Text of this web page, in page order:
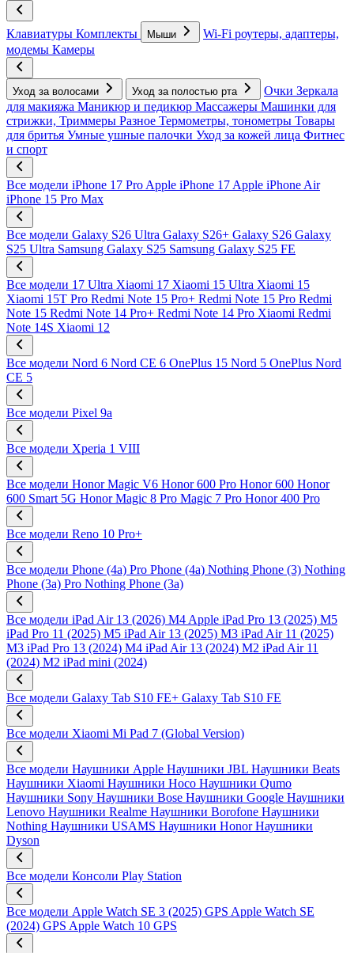
Клавиатуры Комплекты Мыши
Wi-Fi роутеры, адаптеры,
модемы Камеры
Уход за волосами Уход за полостью рта Очки Зеркала
для макияжа Маникюр и педикюр Массажеры Машинки для
стрижки, Триммеры Разное Термометры, тонометры Товары
для бритья Умные ушные палочки Уход за кожей лица Фитнес
и спорт
Все модели iPhone 17 Pro Apple iPhone 17 Apple iPhone Air
iPhone 15 Pro Max
Все модели Galaxy S26 Ultra Galaxy S26+ Galaxy S26 Galaxy
S25 Ultra Samsung Galaxy S25 Samsung Galaxy S25 FE
Все модели 17 Ultra Xiaomi 17 Xiaomi 15 Ultra Xiaomi 15
Xiaomi 15T Pro Redmi Note 15 Pro+ Redmi Note 15 Pro Redmi
Note 15 Redmi Note 14 Pro+ Redmi Note 14 Pro Xiaomi Redmi
Note 14S Xiaomi 12
Все модели Nord 6 Nord CE 6 OnePlus 15 Nord 5 OnePlus Nord
CE 5
Все модели Pixel 9a
Все модели Xperia 1 VIII
Все модели Honor Magic V6 Honor 600 Pro Honor 600 Honor
600 Smart 5G Honor Magic 8 Pro Magic 7 Pro Honor 400 Pro
Все модели Reno 10 Pro+
Все модели Phone (4a) Pro Phone (4a) Nothing Phone (3) Nothing
Phone (3a) Pro Nothing Phone (3a)
Все модели iPad Air 13 (2026) M4 Apple iPad Pro 13 (2025) M5
iPad Pro 11 (2025) M5 iPad Air 13 (2025) M3 iPad Air 11 (2025)
M3 iPad Pro 13 (2024) M4 iPad Air 13 (2024) M2 iPad Air 11
(2024) M2 iPad mini (2024)
Все модели Galaxy Tab S10 FE+ Galaxy Tab S10 FE
Все модели Xiaomi Mi Pad 7 (Global Version)
Все модели Наушники Apple Наушники JBL Наушники Beats
Наушники Xiaomi Наушники Hoco Наушники Qumo
Наушники Sony Наушники Bose Наушники Google Наушники
Lenovo Наушники Realme Наушники Borofone Наушники
Nothing Наушники USAMS Наушники Honor Наушники
Dyson
Все модели Консоли Play Station
Все модели Apple Watch SE 3 (2025) GPS Apple Watch SE
(2024) GPS Apple Watch 10 GPS